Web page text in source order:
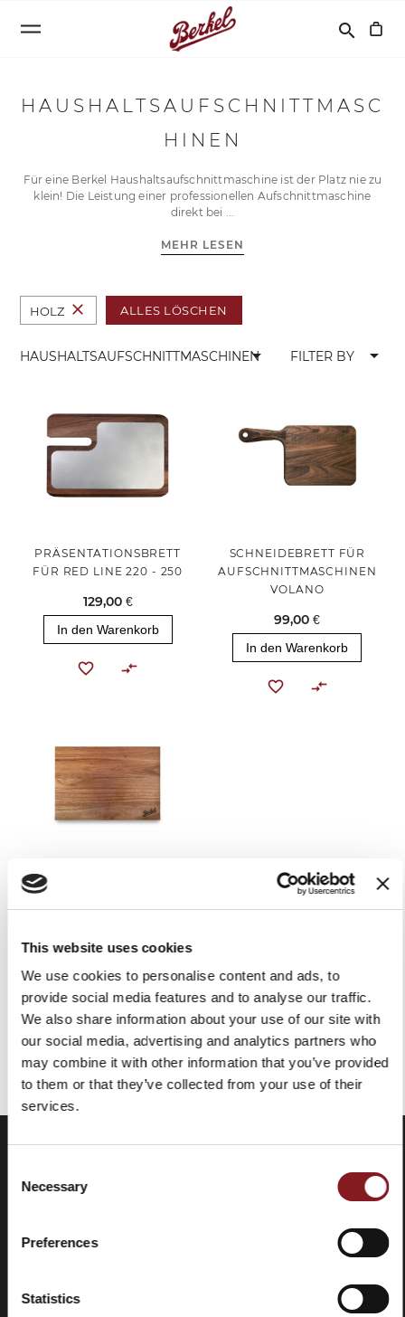
This website uses cookies
We use cookies to personalise content and ads, to
provide social media features and to analyse our traffic.
We also share information about your use of our site with
our social media, advertising and analytics partners who
may combine it with other information that you’ve provided
to them or that they’ve collected from your use of their
services.
Selection
Necessary
Preferences
Statistics
Suchen
search
HAUSHALTSAUFSCHNITTMASC
HINEN
Für eine Berkel Haushaltsaufschnittmaschine ist der Platz nie zu
klein! Die Leistung einer professionellen Aufschnittmaschine
direkt bei
MEHR LESEN
HOLZ close ALLES LÖSCHEN
HAUSHALTSAUFSCHNITTMASCHINEN
arrow_drop_down FILTER BY arrow_drop_down
PRÄSENTATIONSBRETT
FÜR RED LINE 220 - 250
129,00 €
In den Warenkorb
SCHNEIDEBRETT FÜR
AUFSCHNITTMASCHINEN
VOLANO
99,00 €
In den Warenkorb
BERKEL SCHNEIDEBRETT
In den Warenkorb
Sie haben das Ende des Elements erreicht.